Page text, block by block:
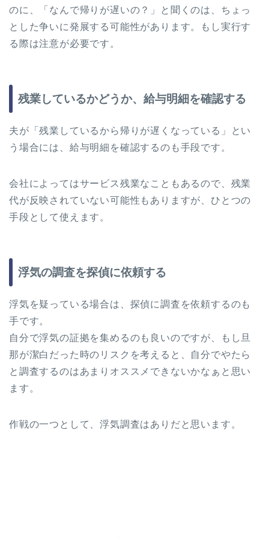
のに、「なんで帰りが遅いの？」と聞くのは、ちょっ
とした争いに発展する可能性があります。もし実行す
る際は注意が必要です。
残業しているかどうか、給与明細を確認する
夫が「残業しているから帰りが遅くなっている」とい
う場合には、給与明細を確認するのも手段です。
会社によってはサービス残業なこともあるので、残業
代が反映されていない可能性もありますが、ひとつの
手段として使えます。
浮気の調査を探偵に依頼する
浮気を疑っている場合は、探偵に調査を依頼するのも
手です。
自分で浮気の証拠を集めるのも良いのですが、もし旦
那が潔白だった時のリスクを考えると、自分でやたら
と調査するのはあまりオススメできないかなぁと思い
ます。
作戦の一つとして、浮気調査はありだと思います。